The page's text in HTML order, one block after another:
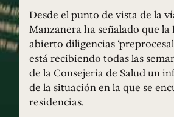
Desde el punto de vista de la
Manzanera ha señalado que la
abierto diligencias
está recibiendo todas las
de la Consejería de Salud un
de la situación en la que se
residencias.